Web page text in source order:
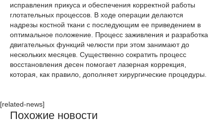
исправления прикуса и обеспечения корректной работы
глотательных процессов. В ходе операции делаются
надрезы костной ткани с последующим ее приведением в
оптимальное положение. Процесс заживления и разработка
двигательных функций челюсти при этом занимают до
нескольких месяцев. Существенно сократить процесс
восстановления десен помогает лазерная коррекция,
которая, как правило, дополняет хирургические процедуры.
[related-news]
Похожие новости